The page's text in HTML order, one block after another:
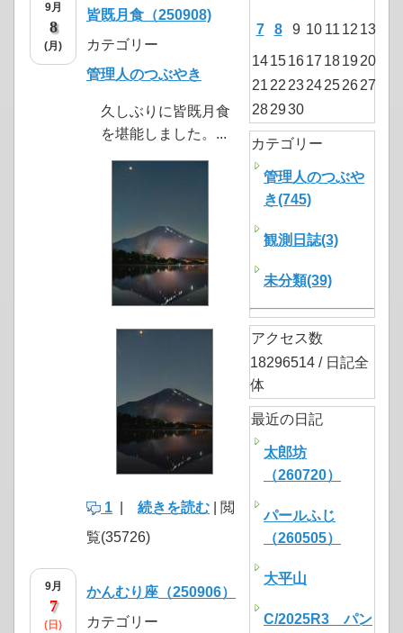
9月
8
(月)
皆既月食（250908)
カテゴリー
管理人のつぶやき
久しぶりに皆既月食
を堪能しました。...
1 続きを読む | 閲
覧(35726)
9月
7
(日)
かんむり座（250906）
カテゴリー
7 8 9 10 11 12 13
14151617 181920
21 22 2324252627
282930
カテゴリー
管理人のつぶや
き(745)
観測日誌(3)
未分類(39)
アクセス数
18296514 / 日記全
体
最近の日記
太郎坊
（260720）
パールふじ
（260505）
大平山
C/2025R3 パン